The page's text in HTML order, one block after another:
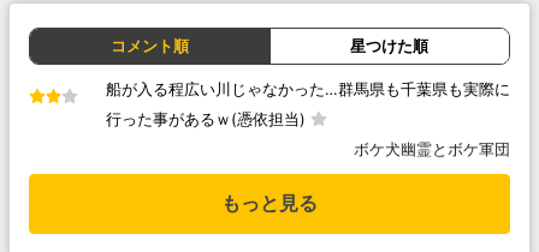
コメント順 星つけた順
船が入る程広い川じゃなかった…群馬県も千葉県も実際に
行った事があるｗ(憑依担当)
ボケ犬幽霊とボケ軍団
もっと見る